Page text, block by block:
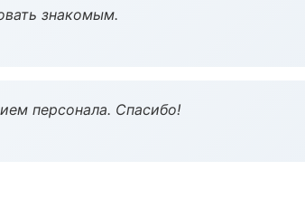
знакомым.
персонала. Спасибо!